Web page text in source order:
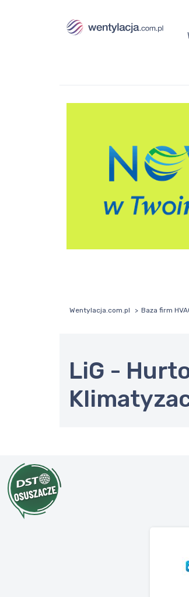
Wentylacja.com.pl Baza firm
LiG -